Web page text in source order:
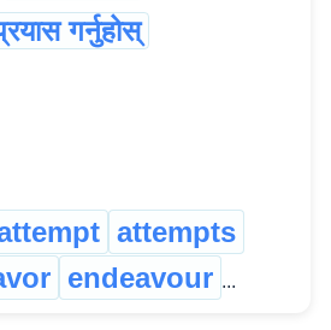
गर्नुहोस्
attempts
endeavour ...